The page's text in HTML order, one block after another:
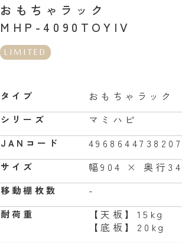
おもちゃラック
MHP-4090TOYIV
LIMITED
タイプ おもちゃラック
シリーズ マミハピ
JANコード 4968644738207
サイズ 幅904 × 奥行
移動棚枚数 -
耐荷重
【天板】15kg
【底板】20kg